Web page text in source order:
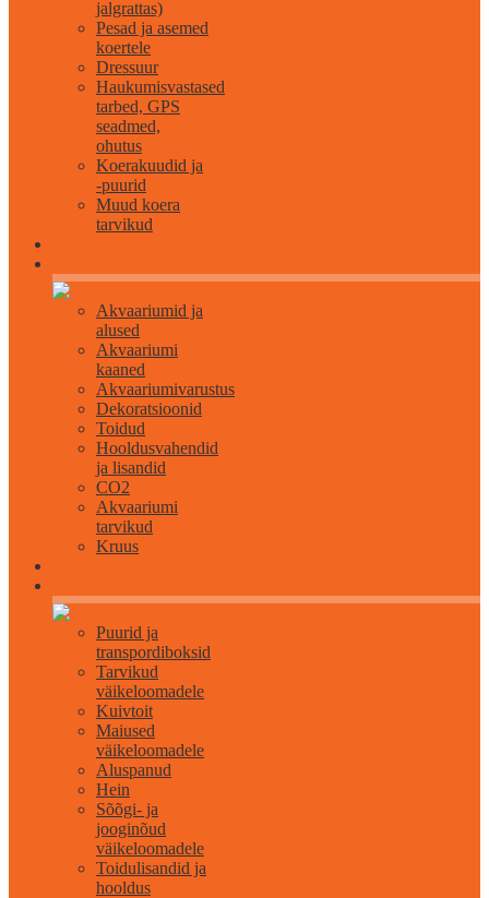
jalgrattas)
Pesad ja asemed
koertele
Dressuur
Haukumisvastased
tarbed, GPS
seadmed,
ohutus
Koerakuudid ja
-puurid
Muud koera
tarvikud
Akvaariumid ja
alused
Akvaariumi
kaaned
Akvaariumivarustus
Dekoratsioonid
Toidud
Hooldusvahendid
ja lisandid
CO2
Akvaariumi
tarvikud
Kruus
Puurid ja
transpordiboksid
Tarvikud
väikeloomadele
Kuivtoit
Maiused
väikeloomadele
Aluspanud
Hein
Sõõgi- ja
jooginõud
väikeloomadele
Toidulisandid ja
hooldus